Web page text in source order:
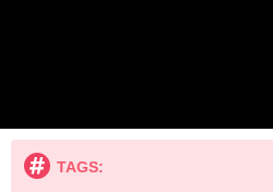
TAGS: